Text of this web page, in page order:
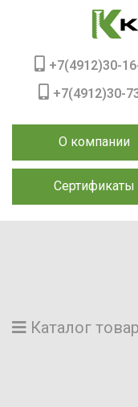
О компании
Сертификаты
+7(4912)30-
+7(4912)30-
Каталог